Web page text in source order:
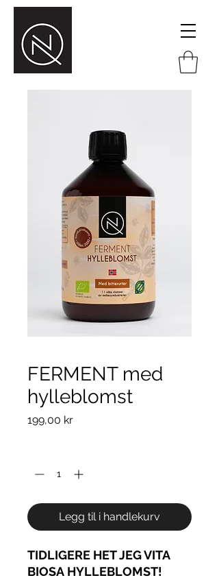
FERMENT med
hylleblomst
199,00 krPris
Legg til i handlekurv
TIDLIGERE HET JEG VITA
BIOSA HYLLEBLOMST!